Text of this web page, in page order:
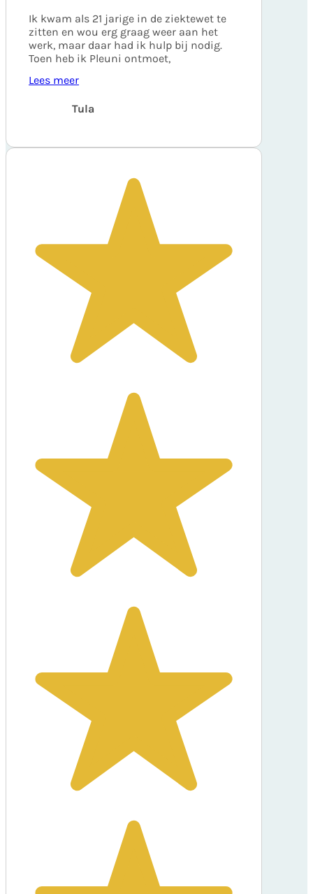
Ik kwam als 21 jarige in de ziektewet te
zitten en wou erg graag weer aan het
werk, maar daar had ik hulp bij nodig.
Toen heb ik Pleuni ontmoet,
Lees meer
Tula